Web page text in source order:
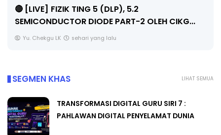
🔴 [LIVE] PRINSIP PERAKAUNAN, PECUT SKOR
SOALAN 1 TRIAL OLEH CIKGU WAN...
Yu. Chekgu LK sehari yang lalu
LIHAT SEMUA
SEGMEN KHAS
TRANSFORMASI DIGITAL GURU SIRI 7 :
PAHLAWAN DIGITAL PENYELAMAT DUNIA